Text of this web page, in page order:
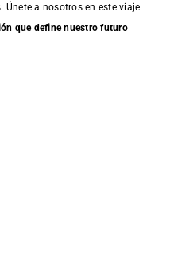
Únete a nosotros en este viaje
que define nuestro futuro